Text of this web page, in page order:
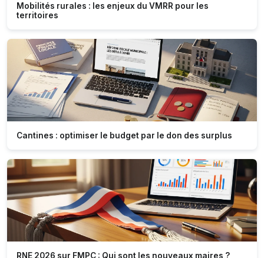
Mobilités rurales : les enjeux du VMRR pour les
territoires
Cantines : optimiser le budget par le don des surplus
RNE 2026 sur FMPC : Qui sont les nouveaux maires ?